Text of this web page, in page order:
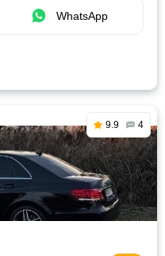
WhatsApp
9.9 4